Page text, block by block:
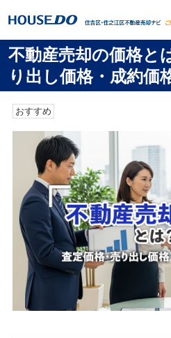
不動産売却の価格と
り出し価格・成約価
おすすめ